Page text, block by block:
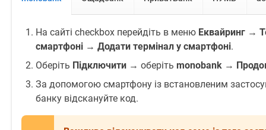
На сайті checkbox перейдіть в меню Еквайринг →
смартфоні → Додати термінал у смартфоні.
Оберіть Підключити → оберіть monobank →
За допомогою смартфону із встановленим
банку відскануйте код.